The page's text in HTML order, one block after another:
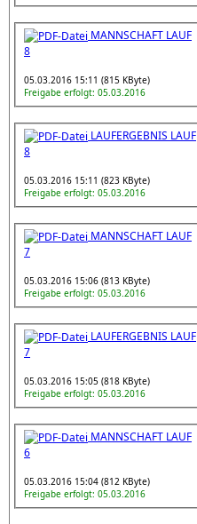
MANNSCHAFT LAUF
8
05.03.2016 15:11 (815 KByte)
Freigabe erfolgt: 05.03.2016
LAUFERGEBNIS LAUF
8
05.03.2016 15:11 (823 KByte)
Freigabe erfolgt: 05.03.2016
MANNSCHAFT LAUF
7
05.03.2016 15:06 (813 KByte)
Freigabe erfolgt: 05.03.2016
LAUFERGEBNIS LAUF
7
05.03.2016 15:05 (818 KByte)
Freigabe erfolgt: 05.03.2016
MANNSCHAFT LAUF
6
05.03.2016 15:04 (812 KByte)
Freigabe erfolgt: 05.03.2016